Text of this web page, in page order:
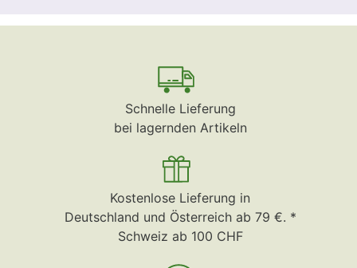
Schnelle Lieferung
bei lagernden Artikeln
Kostenlose Lieferung in
Deutschland und Österreich ab 79 €. *
Schweiz ab 100 CHF